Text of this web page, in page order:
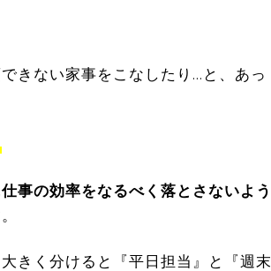
きない家事をこなしたり…と、あっ
事の効率をなるべく落とさないよう
きく分けると『平日担当』と『週末